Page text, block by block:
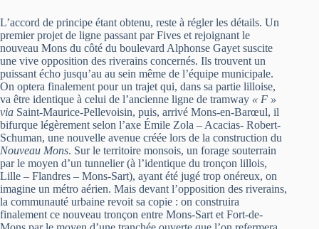
L’accord de principe étant obtenu, reste à régler les détails. Un
premier projet de ligne passant par Fives et rejoignant le
nouveau Mons du côté du boulevard Alphonse Gayet suscite
une vive opposition des riverains concernés. Ils trouvent un
puissant écho jusqu’au au sein même de l’équipe municipale.
On optera finalement pour un trajet qui, dans sa partie lilloise,
va être identique à celui de l’ancienne ligne de tramway « F »
via Saint-Maurice-Pellevoisin, puis, arrivé Mons-en-Barœul, il
bifurque légèrement selon l’axe Émile Zola – Acacias- Robert-
Schuman, une nouvelle avenue créée lors de la construction du
Nouveau Mons. Sur le territoire monsois, un forage souterrain
par le moyen d’un tunnelier (à l’identique du tronçon lillois,
Lille – Flandres – Mons-Sart), ayant été jugé trop onéreux, on
imagine un métro aérien. Mais devant l’opposition des riverains,
la communauté urbaine revoit sa copie : on construira
finalement ce nouveau tronçon entre Mons-Sart et Fort-de-